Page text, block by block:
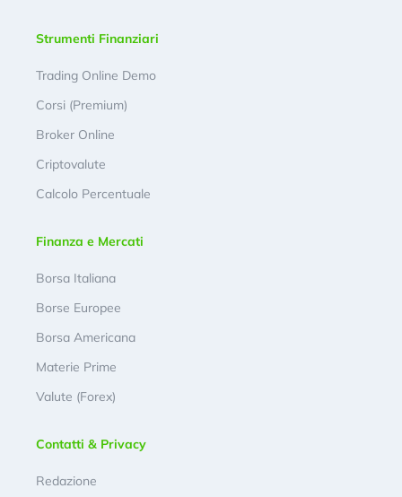
Strumenti Finanziari
Trading Online Demo
Corsi (Premium)
Broker Online
Criptovalute
Calcolo Percentuale
Finanza e Mercati
Borsa Italiana
Borse Europee
Borsa Americana
Materie Prime
Valute (Forex)
Contatti & Privacy
Redazione